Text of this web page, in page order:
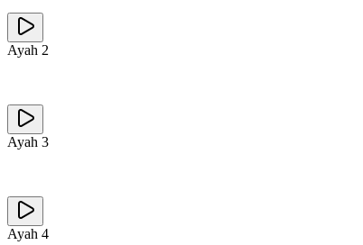
Ayah 2
Ayah 3
Ayah 4